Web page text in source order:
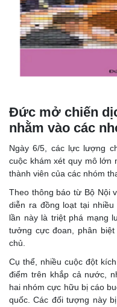
Đức mở chiến
nhằm vào các
Ngày 6/5, các lực lượng
cuộc khám xét quy mô lớn
thành viên của các nhóm
Theo thông báo từ Bộ Nội
diễn ra đồng loạt tại
lần này là triệt phá mạng
tưởng cực đoan, phân
chủ.
Cụ thể, nhiều cuộc đột
điểm trên khắp cả nước,
hai nhóm cực hữu bị cáo
quốc. Các đối tượng này